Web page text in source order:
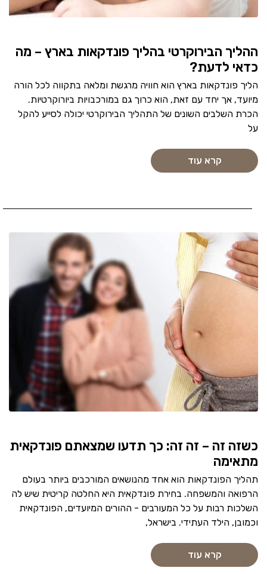
ההליך הבירוקרטי בהליך פונדקאות בארץ – מה
כדאי לדעת?
הליך פונדקאות בארץ הוא חוויה מרגשת ומלאה בתקווה לכל הורה
מיועד, אך יחד עם זאת, הוא כרוך גם במורכבויות ביורוקרטיות.
הכרת השלבים השונים של התהליך הבירוקרטי יכולה לסייע להקל
על
קרא עוד
כשזה זה – זה זה: כך תדעו שמצאתם פונדקאית
מתאימה
תהליך הפונדקאות הוא אחד מהנושאים המורכבים ביותר בעולם
הרפואה והמשפחה. בחירת פונדקאית היא החלטה קריטית שיש לה
השלכות רבות על כל המעורבים - ההורים המיועדים, הפונדקאית
וכמובן, הילד העתידי. בישראל,
קרא עוד